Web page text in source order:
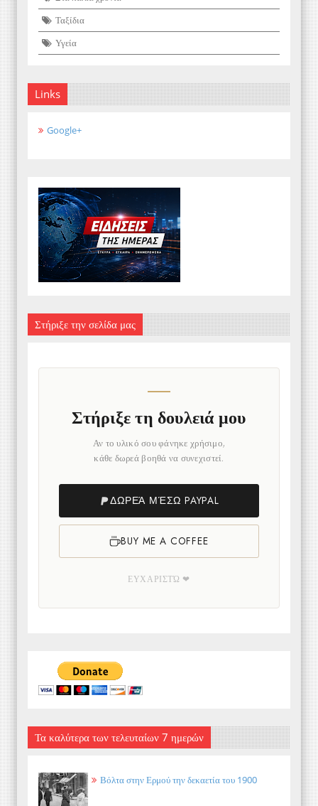
Ταξίδια
Υγεία
Links
Google+
Στήριξε την σελίδα μας
Στήριξε τη δουλειά μου
Αν το υλικό σου φάνηκε χρήσιμο,
κάθε δωρεά βοηθά να συνεχιστεί.
ΔΩΡΕΆ ΜΈΣΩ PAYPAL
BUY ME A COFFEE
ΕΥΧΑΡΙΣΤΏ ❤
Τα καλύτερα των τελευταίων 7 ημερών
Βόλτα στην Ερμού την δεκαετία του 1900